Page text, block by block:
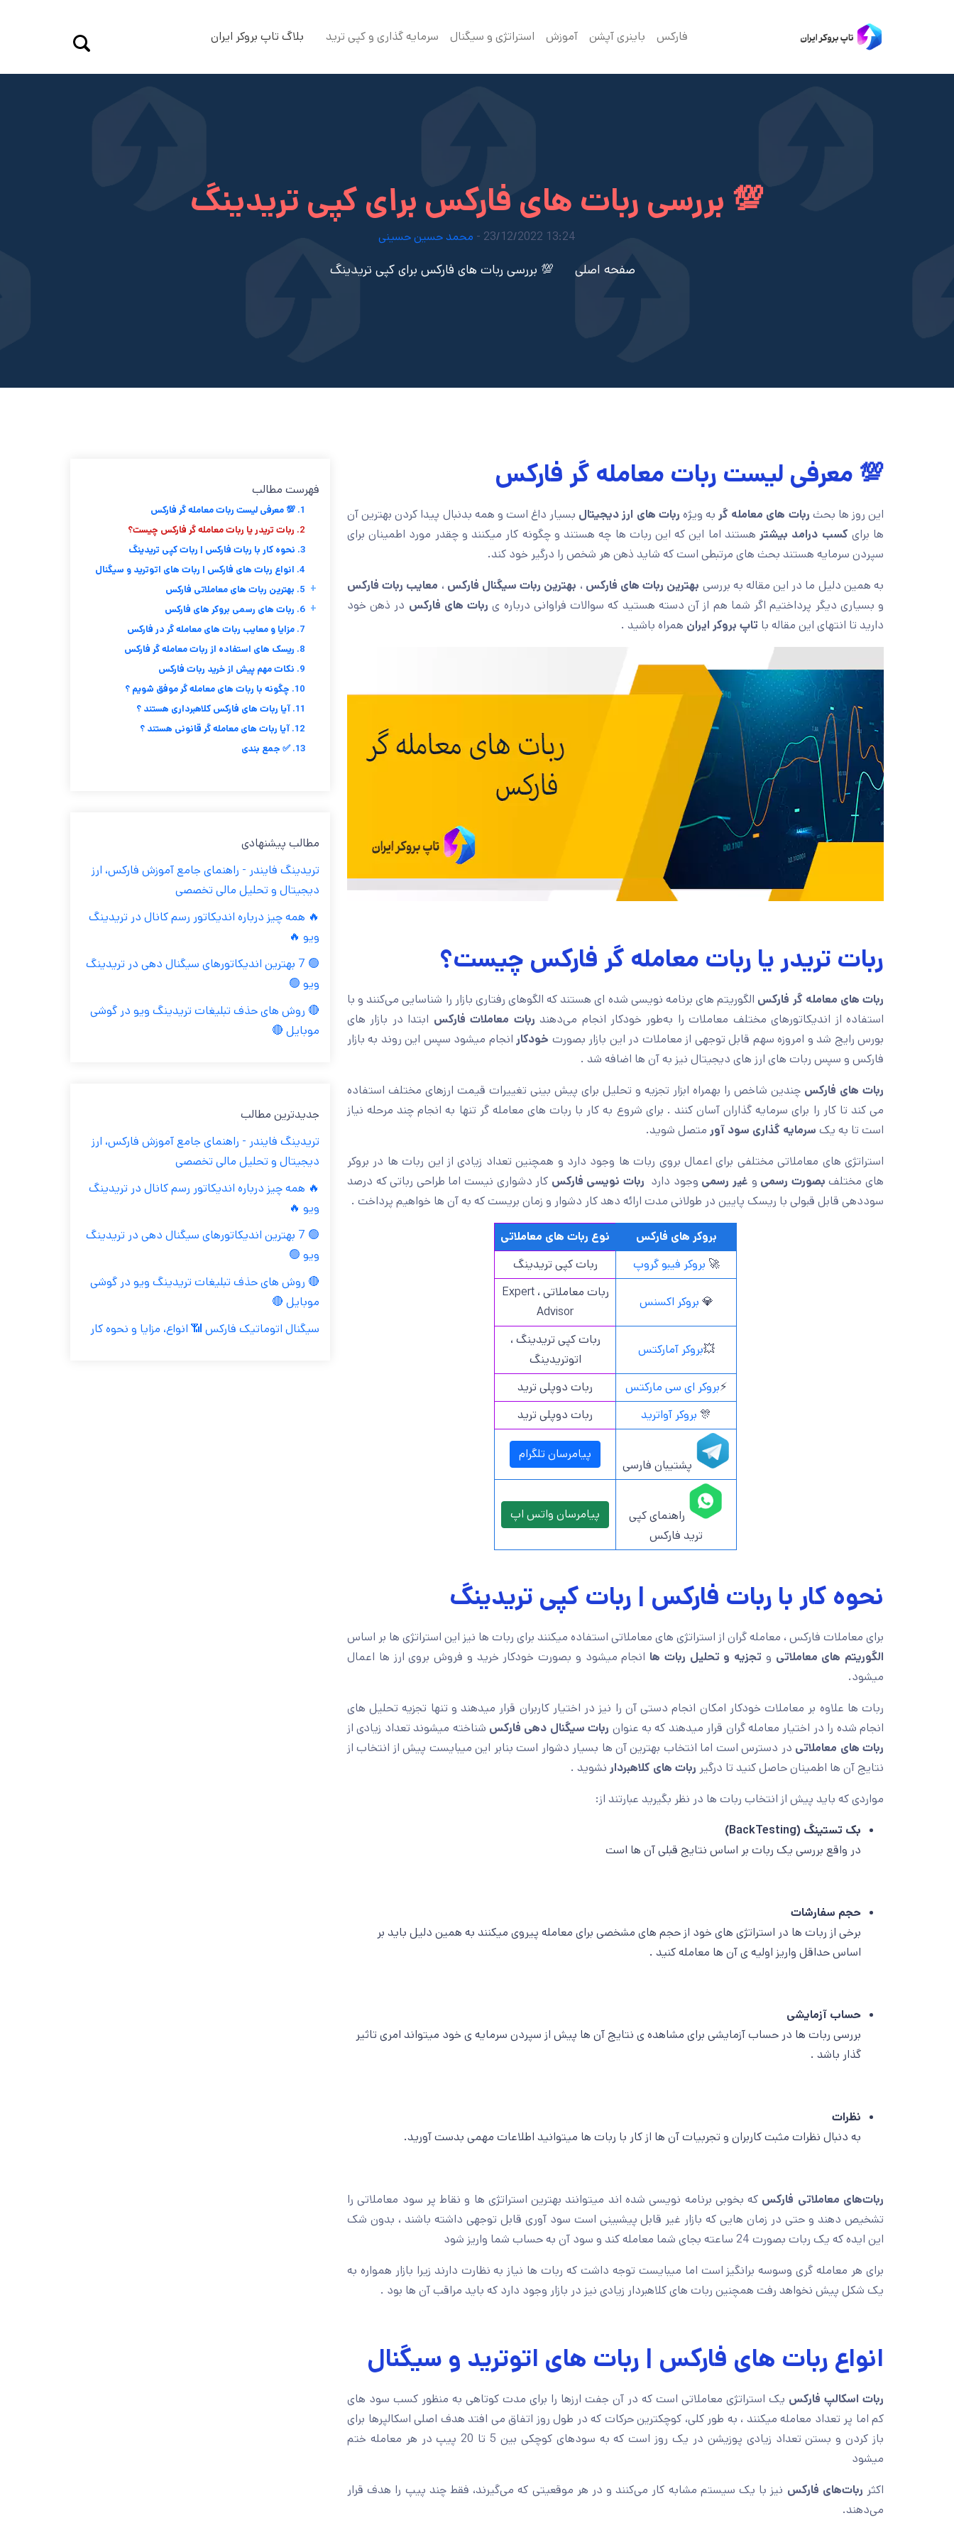
فارکس باینری آپشن آموزش استراتژی و سیگنال سرمایه گذاری و کپی ترید بلاگ تاپ بروکر ایران
💯 بررسی ربات های فارکس برای کپی تریدینگ
13:24 23/12/2022 - محمد حسین حسینی
صفحه اصلی 💯 بررسی ربات های فارکس برای کپی تریدینگ
💯 معرفی لیست ربات معامله گر فارکس
این روز ها بحث ربات های معامله گربه ویژه ربات های ارز دیجیتال بسیار داغ است و همه بدنبال پیدا کردن بهترین آن
ها برای کسب درامد بیشترهستند اما این که این ربات ها چه هستند و چگونه کار میکنند و چقدر مورد اطمینان برای
سپردن سرمایه هستند بحث های مرتبطی است که شاید ذهن هر شخص را درگیر خود کند.
به همین دلیل ما در این مقاله به بررسی بهترین ربات های فارکس ، بهترین ربات سیگنال فارکس ، معایب ربات فارکس
و بسیاری دیگر پرداختیم اگر شما هم از آن دسته هستید که سوالات فراوانی درباره ی ربات های فارکس در ذهن خود
دارید تا انتهای این مقاله با تاپ بروکر ایران همراه باشید .
ربات تریدر یا ربات معامله گر فارکس چیست؟
ربات های معامله گر فارکس الگوریتم های برنامه نویسی شده ای هستند که الگوهای رفتاری بازار را شناسایی می‌کنند و با
استفاده از اندیکاتورهای مختلف معاملات را به‌طور خودکار انجام می‌دهندربات معاملات فارکس ابتدا در بازار های
بورس رایج شد و امروزه سهم قابل توجهی از معاملات در این بازار بصورت خودکارانجام میشود سپس این روند به بازار
فارکس و سپس ربات های ارز های دیجیتال نیز به آن ها اضافه شد .
ربات های فارکس چندین شاخص را بهمراه ابزار تجزیه و تحلیل برای پیش بینی تغییرات قیمت ارزهای مختلف استفاده
می کند تا کار را برای سرمایه گذاران آسان کنند . برای شروع به کار با ربات های معامله گر تنها به انجام چند مرحله نیاز
است تا به یک سرمایه گذاری سود آور متصل شوید.
استراتژی های معاملاتی مختلفی برای اعمال بروی ربات ها وجود دارد و همچنین تعداد زیادی از این ربات ها در بروکر
های مختلف بصورت رسمی و غیر رسمی وجود دارد ربات نویسی فارکس کار دشواری نیست اما طراحی رباتی که درصد
سوددهی قابل قبولی با ریسک پایین در طولانی مدت ارائه دهد کار دشوار و زمان بریست که به آن ها خواهیم پرداخت .
بروکر های فارکس
نوع ربات های معاملاتی
🚀 بروکر فیبو گروپ ربات کپی تریدینگ
💎 بروکر اکسنس
ربات معاملاتی ، Expert
Advisor
💥بروکر آمارکتس
ربات کپی تریدینگ ،
اتوتریدینگ
⚡️بروکر ای سی مارکتس
ربات دوپلی ترید
🎊 بروکر آواترید ربات دوپلی ترید
پشتیبان فارسی
پیامرسان تلگرام
راهنمای کپی
ترید فارکس
پیامرسان واتس اپ
نحوه کار با ربات فارکس | ربات کپی تریدینگ
برای معاملات فارکس ، معامله گران از استراتژی های معاملاتی استفاده میکنند برای ربات ها نیز این استراتژی ها بر اساس
الگوریتم های معاملاتی و تجزیه و تحلیل ربات ها انجام میشود و بصورت خودکار خرید و فروش بروی ارز ها اعمال
میشود.
ربات ها علاوه بر معاملات خودکار امکان انجام دستی آن را نیز در اختیار کاربران قرار میدهند و تنها تجزیه تحلیل های
انجام شده را در اختیار معامله گران قرار میدهند که به عنوان ربات سیگنال دهی فارکس شناخته میشوند تعداد زیادی از
ربات های معاملاتی در دسترس است اما انتخاب بهترین آن ها بسیار دشوار است بنابر این میبایست پیش از انتخاب از
نتایج آن ها اطمینان حاصل کنید تا درگیر ربات های کلاهبردار نشوید .
مواردی که باید پیش از انتخاب ربات ها در نظر بگیرید عبارتند از:
بک تستینگ (BackTesting
)
در واقع بررسی یک ربات بر اساس نتایج قبلی آن ها است
حجم سفارشات
برخی از ربات ها در استراتژی های خود از حجم های مشخصی برای معامله پیروی میکنند به همین دلیل باید بر
اساس حداقل واریز اولیه ی آن ها معامله کنید .
حساب آزمایشی
بررسی ربات ها در حساب آزمایشی برای مشاهده ی نتایج آن ها پیش از سپردن سرمایه ی خود میتواند امری تاثیر
گذار باشد .
نظرات
به دنبال نظرات مثبت کاربران و تجربیات آن ها از کار با ربات ها میتوانید اطلاعات مهمی بدست آورید.
ربات‌های معاملاتی فارکس که بخوبی برنامه نویسی شده اند میتوانند بهترین استراتژی ها و نقاط پر سود معاملاتی را
تشخیص دهند و حتی در زمان هایی که بازار غیر قابل پیشبینی است سود آوری قابل توجهی داشته باشند ، بدون شک
این ایده که یک ربات بصورت 24 ساعته بجای شما معامله کند و سود آن به حساب شما واریز شود
برای هر معامله گری وسوسه برانگیز است اما میبایست توجه داشت که ربات ها نیاز به نظارت دارند زیرا بازار همواره به
یک شکل پیش نخواهد رفت همچنین ربات های کلاهبردار زیادی نیز در بازار وجود دارد که باید مراقب آن ها بود .
انواع ربات های فارکس | ربات های اتوترید و سیگنال
ربات اسکالپ فارکس یک استراتژی معاملاتی است که در آن جفت ارزها را برای مدت کوتاهی به منظور کسب سود های
کم اما پر تعداد معامله میکنند ، به طور کلی، کوچکترین حرکات که در طول روز اتفاق می افتد هدف اصلی اسکالپرها برای
باز کردن و بستن تعداد زیادی پوزیشن در یک روز است که به سودهای کوچکی بین 5 تا 20 پیپ در هر معامله ختم
میشود
اکثر ربات‌های فارکس نیز با یک سیستم مشابه کار می‌کنند و در هر موقعیتی که می‌گیرند، فقط چند پیپ را هدف قرار
می‌دهند.
فهرست مطالب
1. 💯 معرفی لیست ربات معامله گر فارکس
2. ربات تریدر یا ربات معامله گر فارکس چیست؟
3. نحوه کار با ربات فارکس | ربات کپی تریدینگ
4. انواع ربات های فارکس | ربات های اتوترید و سیگنال
5. بهترین ربات های معاملاتی فارکس +
6. ربات های رسمی بروکر های فارکس +
7. مزایا و معایب ربات های معامله گر در فارکس
8. ریسک های استفاده از ربات معامله گر فارکس
9. نکات مهم پیش از خرید ربات فارکس
10. چگونه با ربات های معامله گر موفق شویم ؟
11. آیا ربات های فارکس کلاهبرداری هستند ؟
12. آیا ربات های معامله گر قانونی هستند ؟
13. ✅ جمع بندی
مطالب پیشنهادی
تریدینگ فایندر - راهنمای جامع آموزش فارکس، ارز
دیجیتال و تحلیل مالی تخصصی
🔥 همه چیز درباره اندیکاتور رسم کانال در تریدینگ
ویو 🔥
🟢 7 بهترین اندیکاتورهای سیگنال دهی در تریدینگ
ویو 🟢
🔴 روش های حذف تبلیغات تریدینگ ویو در گوشی
موبایل 🔴
جدیدترین مطالب
تریدینگ فایندر - راهنمای جامع آموزش فارکس، ارز
دیجیتال و تحلیل مالی تخصصی
🔥 همه چیز درباره اندیکاتور رسم کانال در تریدینگ
ویو 🔥
🟢 7 بهترین اندیکاتورهای سیگنال دهی در تریدینگ
ویو 🟢
🔴 روش های حذف تبلیغات تریدینگ ویو در گوشی
موبایل 🔴
سیگنال اتوماتیک فارکس 📶 انواع، مزایا و نحوه کار